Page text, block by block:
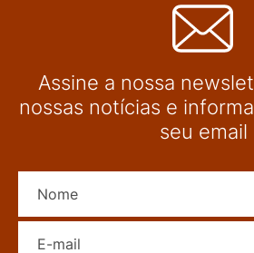
Assine a nossa
nossas notícias e
seu email